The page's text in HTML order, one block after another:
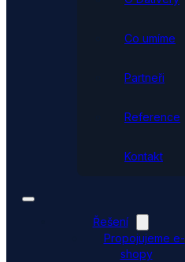
Co umíme
Partneři
Reference
Kontakt
Řešení
Propojujeme e-
shopy